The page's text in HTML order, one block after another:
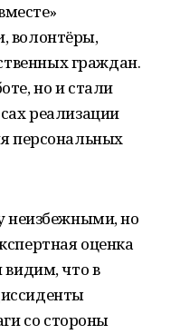
волонтёры,
граждан.
но и стали
реализации
персональных
неизбежными, но
оценка
видим, что в
со стороны